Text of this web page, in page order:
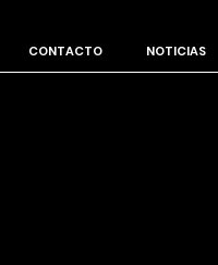
CONTACTO NOTICIAS